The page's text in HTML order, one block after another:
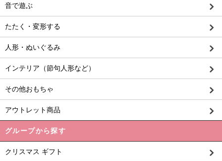
音で遊ぶ
たたく・変形する
人形・ぬいぐるみ
インテリア（節句人形など）
その他おもちゃ
アウトレット商品
グループから探す
クリスマス ギフト